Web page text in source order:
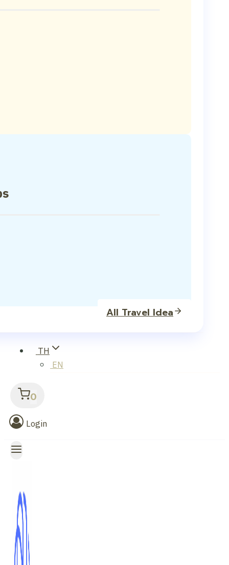
All Travel Idea
TH
EN
0
Login